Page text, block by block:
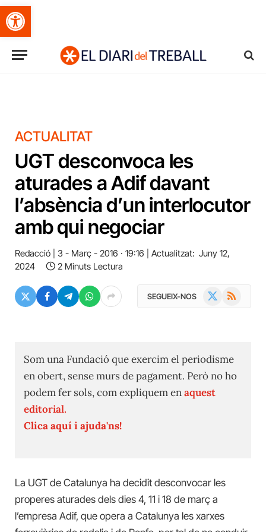
Obre la barra d'eines
ACTUALITAT
UGT desconvoca les
aturades a Adif davant
l’absència d’un interlocutor
amb qui negociar
Redacció 3 - Març - 2016 · 19:16 Actualitzat: Juny 12,
2024
2 Minuts Lectura
SEGUEIX-NOS RSS
Som una Fundació que exercim el periodisme
en obert, sense murs de pagament. Però no ho
podem fer sols, com expliquem enaquest
editorial.
Clica aquí i ajuda'ns!
La UGT de Catalunya ha decidit desconvocar les
properes aturades dels dies 4, 11 i 18 de març a
l’empresa Adif, que opera a Catalunya les xarxes